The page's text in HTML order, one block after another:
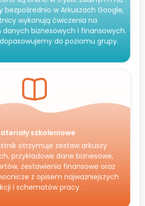
bezpośrednio w Arkuszach Google,
wykonują ćwiczenia na
biznesowych i finansowych.
do poziomu grupy.
szkoleniowe
otrzymuje zestaw arkuszy
przykładowe dane biznesowe,
zestawienia finansowe oraz
z opisem najważniejszych
i schematów pracy.